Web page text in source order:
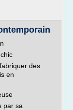
des
en
par sa